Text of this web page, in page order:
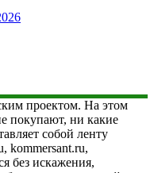
проектом. На этом
покупают, ни какие
собой ленту
kommersant.ru,
без искажения,